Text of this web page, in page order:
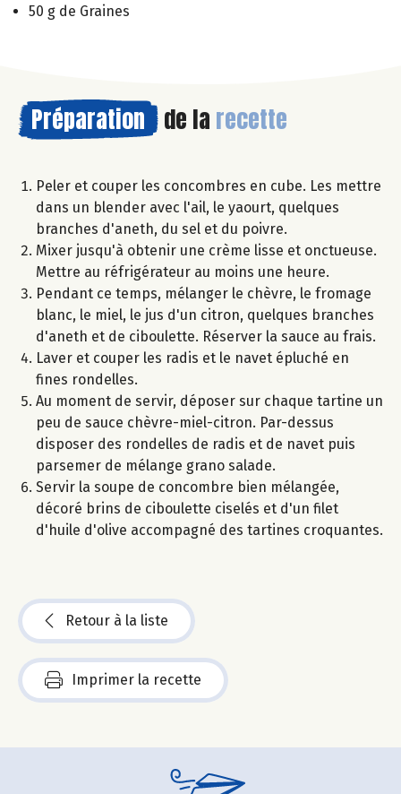
50 g de Graines
Préparation de la recette
Peler et couper les concombres en cube. Les mettre
dans un blender avec l'ail, le yaourt, quelques
branches d'aneth, du sel et du poivre.
Mixer jusqu'à obtenir une crème lisse et onctueuse.
Mettre au réfrigérateur au moins une heure.
Pendant ce temps, mélanger le chèvre, le fromage
blanc, le miel, le jus d'un citron, quelques branches
d'aneth et de ciboulette. Réserver la sauce au frais.
Laver et couper les radis et le navet épluché en
fines rondelles.
Au moment de servir, déposer sur chaque tartine un
peu de sauce chèvre-miel-citron. Par-dessus
disposer des rondelles de radis et de navet puis
parsemer de mélange grano salade.
Servir la soupe de concombre bien mélangée,
décoré brins de ciboulette ciselés et d'un filet
d'huile d'olive accompagné des tartines croquantes.
Retour à la liste
Imprimer la recette